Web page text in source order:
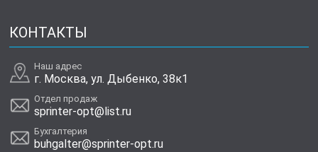
КОНТАКТЫ
Наш адрес
г. Москва, ул. Дыбенко, 38к1
Отдел продаж
sprinter-opt@list.ru
Бухгалтерия
buhgalter@sprinter-opt.ru